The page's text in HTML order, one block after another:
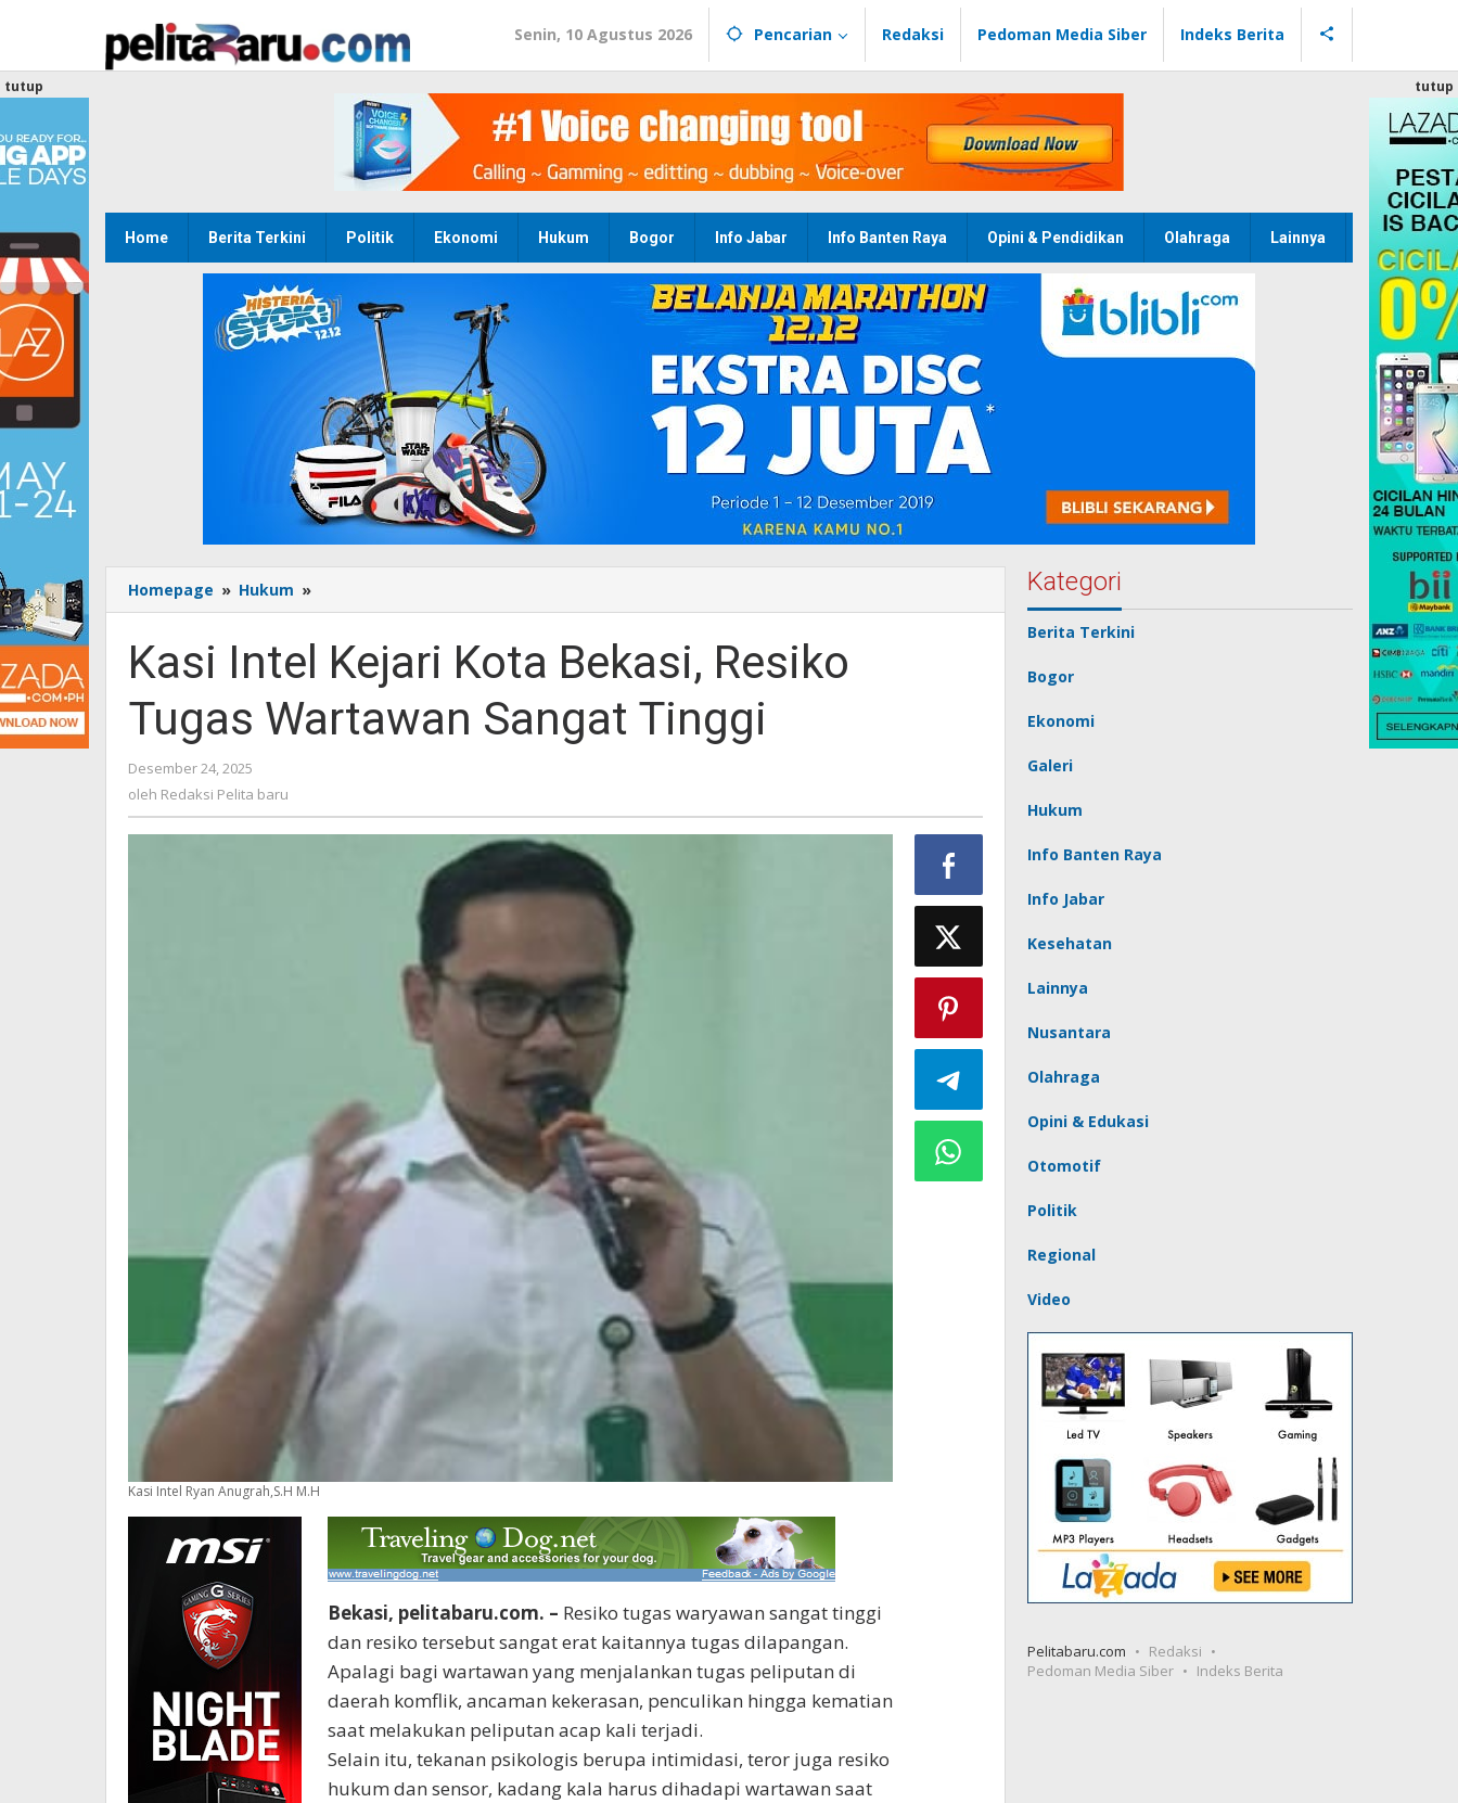
Senin, 10 Agustus 2026 Pencarian Redaksi Pedoman Media Siber Indeks Berita
Home Berita Terkini Politik Ekonomi Hukum Bogor Info Jabar Info Banten Raya Opini & Pendidikan Olahraga Lainnya
tutup tutup
Homepage » Hukum »
Intel
Kota
Bekasi,
Resiko
Tugas
Kasi Intel Kejari Kota Bekasi, Resiko
Tugas Wartawan Sangat Tinggi
Desember 24, 2025
Redaksi
baru
oleh Redaksi Pelita baru
Kasi Intel Ryan Anugrah,S.H M.H
Bekasi, pelitabaru.com. – Resiko tugas waryawan sangat tinggi
dan resiko tersebut sangat erat kaitannya tugas dilapangan.
Apalagi bagi wartawan yang menjalankan tugas peliputan di
daerah komflik, ancaman kekerasan, penculikan hingga kematian
saat melakukan peliputan acap kali terjadi.
Selain itu, tekanan psikologis berupa intimidasi, teror juga resiko
hukum dan sensor, kadang kala harus dihadapi wartawan saat
Kategori
Berita Terkini
Bogor
Ekonomi
Galeri
Hukum
Info Banten Raya
Info Jabar
Kesehatan
Lainnya
Nusantara
Olahraga
Opini & Edukasi
Otomotif
Politik
Regional
Video
Pelitabaru.com
Redaksi
Pedoman Media Siber
Indeks Berita